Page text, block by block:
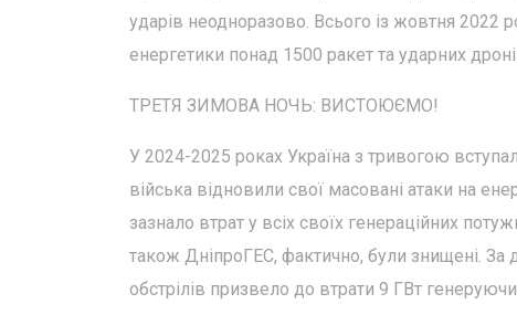
ударів неодноразово. Всього із жовтня 2022
енергетики понад 1500 ракет та ударних
ТРЕТЯ ЗИМОВА НОЧЬ: ВИСТОЮЄМО!
У 2024-2025 роках Україна з тривогою
війська відновили свої масовані атаки на
зазнало втрат у всіх своїх генераційних
також ДніпроГЕС, фактично, були знищені. За
обстрілів призвело до втрати 9 ГВт